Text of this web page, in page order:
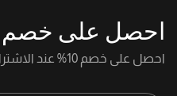
احصل على خصم 10%
احصل على خصم 10% عند الاشتراك في نشرتنا الإخبارية